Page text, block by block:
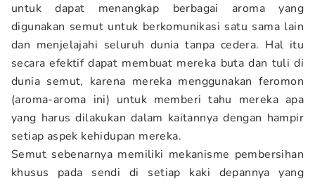
untuk dapat menangkap berbagai aroma yang
digunakan semut untuk berkomunikasi satu sama lain
dan menjelajahi seluruh dunia tanpa cedera. Hal itu
secara efektif dapat membuat mereka buta dan tuli di
dunia semut, karena mereka menggunakan feromon
(aroma-aroma ini) untuk memberi tahu mereka apa
yang harus dilakukan dalam kaitannya dengan hampir
setiap aspek kehidupan mereka.
Semut sebenarnya memiliki mekanisme pembersihan
khusus pada sendi di setiap kaki depannya yang